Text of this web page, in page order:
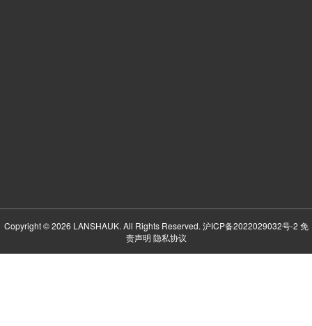
Copyright © 2026 LANSHAUK. All Rights Reserved. 沪ICP备2022029032号-2 免
责声明 隐私协议